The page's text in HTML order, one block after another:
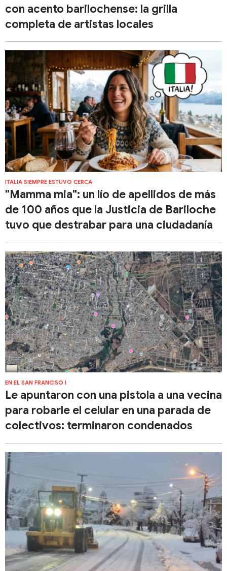
con acento barilochense: la grilla
completa de artistas locales
ITALIA SIEMPRE ESTUVO CERCA
"Mamma mia": un lío de apellidos de más
de 100 años que la Justicia de Bariloche
tuvo que destrabar para una ciudadanía
EN EL SAN FRANCISO I
Le apuntaron con una pistola a una vecina
para robarle el celular en una parada de
colectivos: terminaron condenados